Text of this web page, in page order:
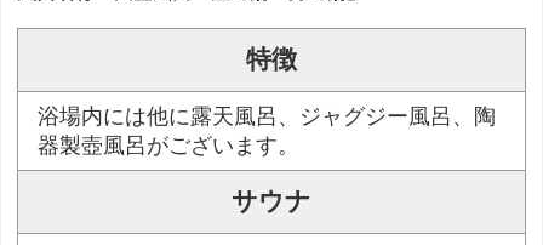
特徴
浴場内には他に露天風呂、ジャグジー風呂、陶
器製壺風呂がございます。
サウナ